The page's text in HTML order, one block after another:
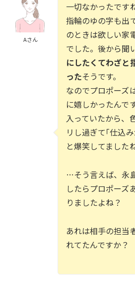
Aさん
一切なかったです
指輪のゆの字も出
のときは欲しい家
でした。後から聞
にしたくてわざと
ったそうです。
なのでプロポーズ
に嬉しかったんで
入っていたから、
リし過ぎて｢仕込
と爆笑してました
…そう言えば、永
したらプロポーズ
りましたよね？
あれは相手の担当
れてたんですか？